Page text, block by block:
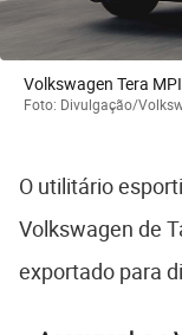
Volkswagen Tera MPI
Foto: Divulgação/
O utilitário
Volkswagen de
exportado para